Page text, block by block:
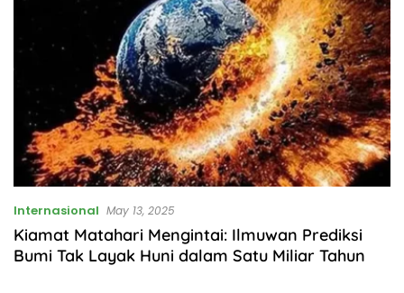
Internasional May 13, 2025
Kiamat Matahari Mengintai: Ilmuwan Prediksi
Bumi Tak Layak Huni dalam Satu Miliar Tahun